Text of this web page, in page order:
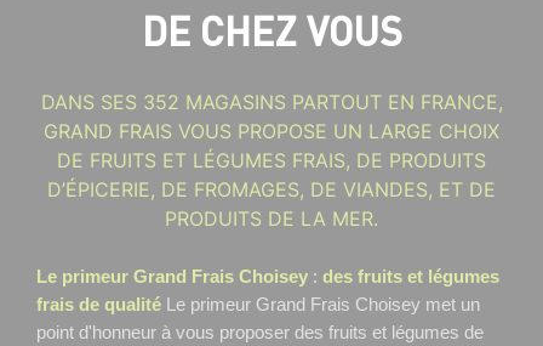
DE CHEZ VOUS
DANS SES 352 MAGASINS PARTOUT EN FRANCE,
GRAND FRAIS VOUS PROPOSE UN LARGE CHOIX
DE FRUITS ET LÉGUMES FRAIS, DE PRODUITS
D’ÉPICERIE, DE FROMAGES, DE VIANDES, ET DE
PRODUITS DE LA MER.
Le primeur Grand Frais Choisey : des fruits et légumes
frais de qualité Le primeur Grand Frais Choisey met un
point d'honneur à vous proposer des fruits et légumes de